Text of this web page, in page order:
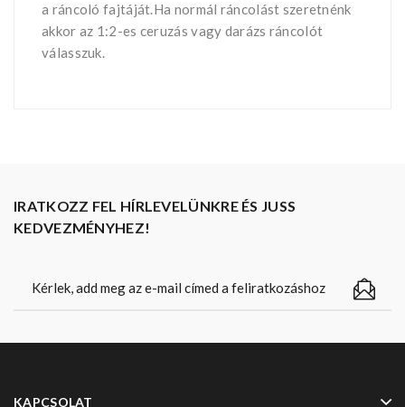
a ráncoló fajtáját.Ha normál ráncolást szeretnénk
akkor az 1:2-es ceruzás vagy darázs ráncolót
válasszuk.
IRATKOZZ FEL HÍRLEVELÜNKRE ÉS JUSS
KEDVEZMÉNYHEZ!
KAPCSOLAT